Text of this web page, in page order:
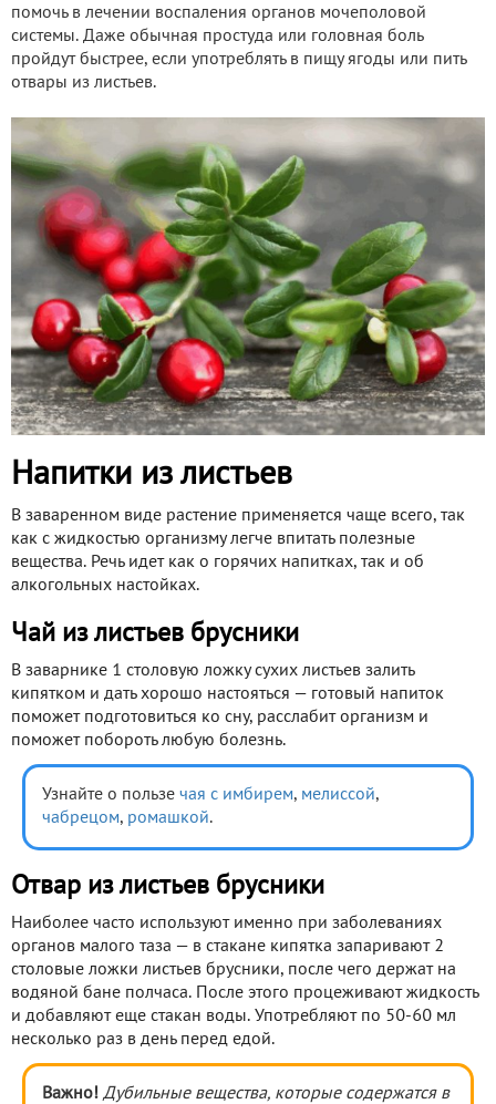
помочь в лечении воспаления органов мочеполовой
системы. Даже обычная простуда или головная боль
пройдут быстрее, если употреблять в пищу ягоды или пить
отвары из листьев.
Напитки из листьев
В заваренном виде растение применяется чаще всего, так
как с жидкостью организму легче впитать полезные
вещества. Речь идет как о горячих напитках, так и об
алкогольных настойках.
Чай из листьев брусники
В заварнике 1 столовую ложку сухих листьев залить
кипятком и дать хорошо настояться — готовый напиток
поможет подготовиться ко сну, расслабит организм и
поможет побороть любую болезнь.
Узнайте о пользе чая с имбирем, мелиссой,
чабрецом, ромашкой.
Отвар из листьев брусники
Наиболее часто используют именно при заболеваниях
органов малого таза — в стакане кипятка запаривают 2
столовые ложки листьев брусники, после чего держат на
водяной бане полчаса. После этого процеживают жидкость
и добавляют еще стакан воды. Употребляют по 50-60 мл
несколько раз в день перед едой.
Важно! Дубильные вещества, которые содержатся в